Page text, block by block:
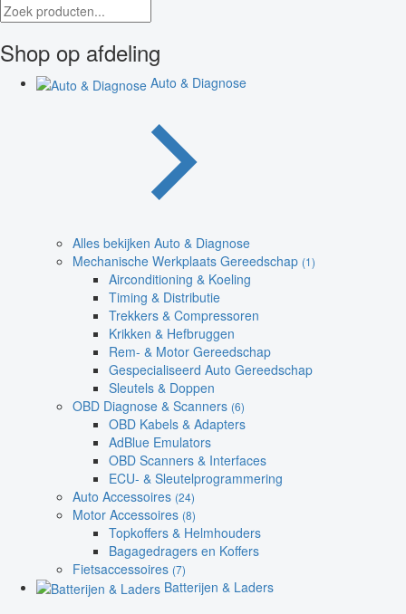
Shop op afdeling
Auto & Diagnose
Alles bekijken Auto & Diagnose
Mechanische Werkplaats Gereedschap (1)
Airconditioning & Koeling
Timing & Distributie
Trekkers & Compressoren
Krikken & Hefbruggen
Rem- & Motor Gereedschap
Gespecialiseerd Auto Gereedschap
Sleutels & Doppen
OBD Diagnose & Scanners (6)
OBD Kabels & Adapters
AdBlue Emulators
OBD Scanners & Interfaces
ECU- & Sleutelprogrammering
Auto Accessoires (24)
Motor Accessoires (8)
Topkoffers & Helmhouders
Bagagedragers en Koffers
Fietsaccessoires (7)
Batterijen & Laders